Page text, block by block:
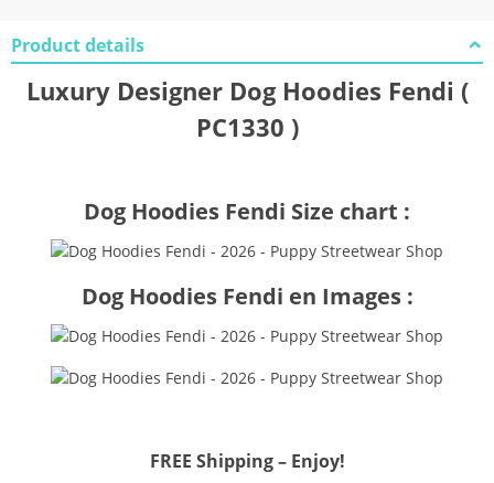
Product details
Luxury Designer Dog Hoodies Fendi (
PC1330 )
Dog Hoodies Fendi Size chart :
Dog Hoodies Fendi en Images :
FREE Shipping – Enjoy!